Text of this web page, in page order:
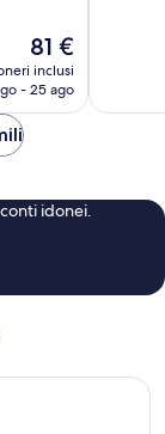
Il
prezzo
attuale
81 €
inclusi
- 25 ago
idonei.